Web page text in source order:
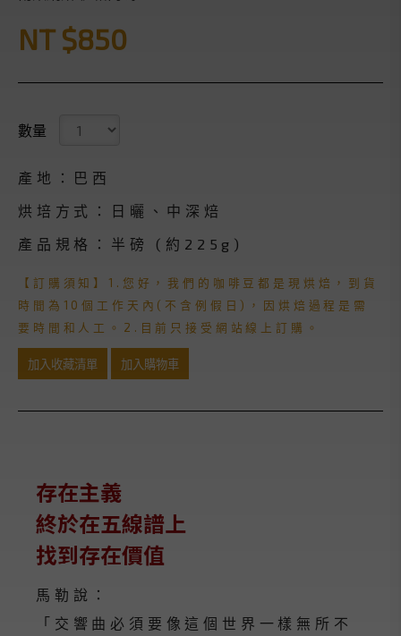
NT $850
數量
產地：巴西
烘培方式：日曬、中深焙
產品規格：半磅 (約225g)
【訂購須知】1.您好，我們的咖啡豆都是現烘焙，到貨
時間為10個工作天內(不含例假日)，因烘焙過程是需
要時間和人工。2.目前只接受網站線上訂購。
加入收藏清單 加入購物車
存在主義
終於在五線譜上
找到存在價值
馬勒說：
「交響曲必須要像這個世界一樣無所不